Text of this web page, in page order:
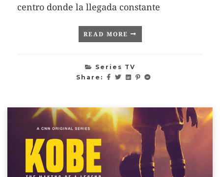
centro donde la llegada constante
READ MORE
Series TV
Share: